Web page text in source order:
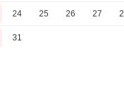
24 25 26 27
31